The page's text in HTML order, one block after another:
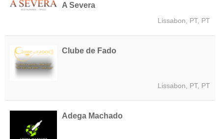
A Severa
Lissabon, PT, PT
Clube de Fado
Lissabon, PT, PT
Adega Machado